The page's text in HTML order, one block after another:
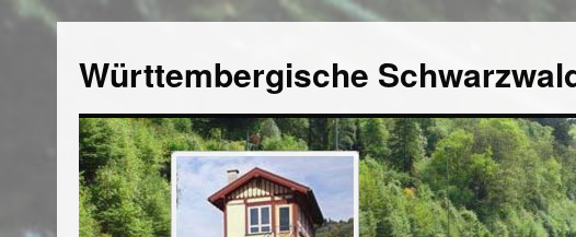
Württembergische